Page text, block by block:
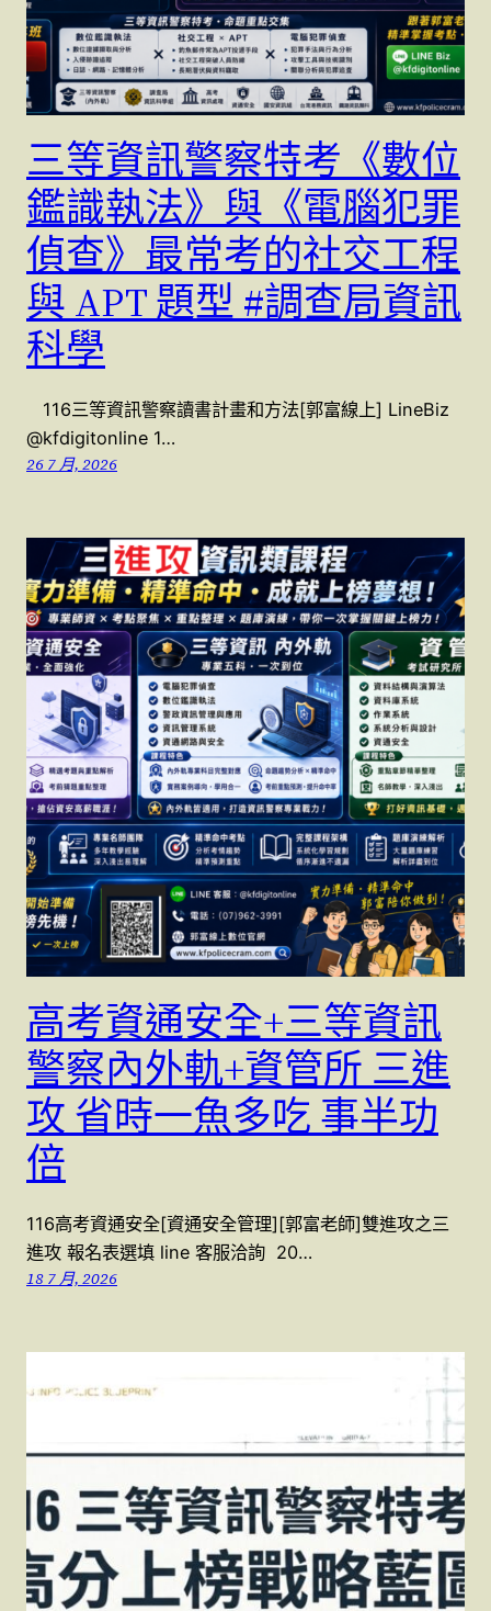
三等資訊警察特考《數位
鑑識執法》與《電腦犯罪
偵查》最常考的社交工程
與 APT 題型 #調查局資訊
科學
116三等資訊警察讀書計畫和方法[郭富線上] LineBiz
@kfdigitonline 1…
26 7 月, 2026
高考資通安全+三等資訊
警察內外軌+資管所 三進
攻 省時一魚多吃 事半功
倍
116高考資通安全[資通安全管理][郭富老師]雙進攻之三
進攻 報名表選填 line 客服洽詢 20…
18 7 月, 2026